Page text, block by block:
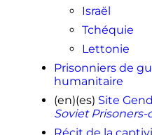
Israël
Tchéquie
Lettonie
Prisonniers de
humanitaire
(en)(es) Site
Soviet Prisoners-